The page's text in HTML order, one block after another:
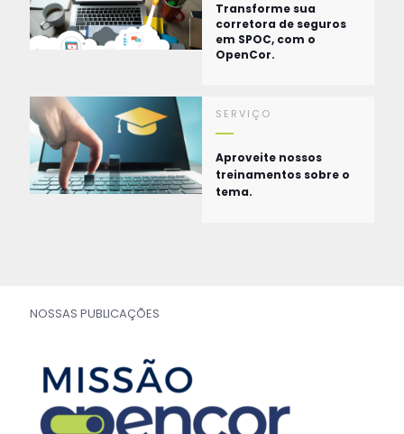
Transforme sua
corretora de seguros
em SPOC, com o
OpenCor.
SERVIÇO
Aproveite nossos
treinamentos sobre o
tema.
NOSSAS PUBLICAÇÕES